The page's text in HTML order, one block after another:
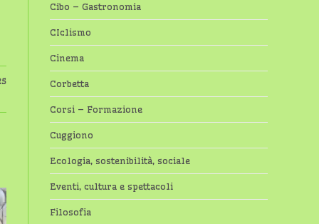
Cibo – Gastronomia
CIclismo
Cinema
Corbetta
Corsi – Formazione
Cuggiono
Ecologia, sostenibilità, sociale
Eventi, cultura e spettacoli
Filosofia